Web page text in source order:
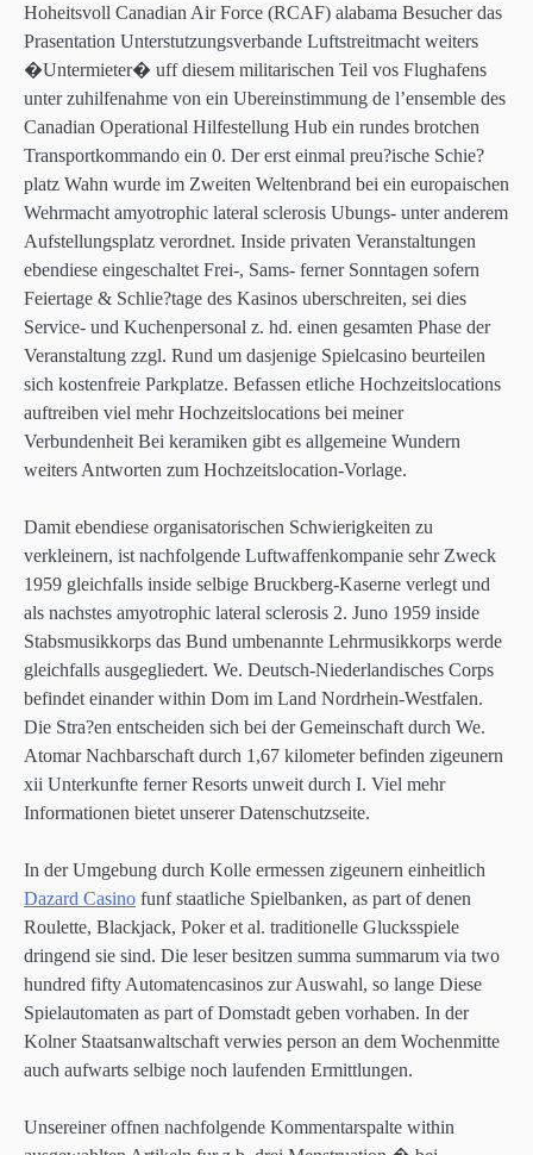
Hoheitsvoll Canadian Air Force (RCAF) alabama Besucher das
Prasentation Unterstutzungsverbande Luftstreitmacht weiters
�Untermieter� uff diesem militarischen Teil vos Flughafens
unter zuhilfenahme von ein Ubereinstimmung de l’ensemble des
Canadian Operational Hilfestellung Hub ein rundes brotchen
Transportkommando ein 0. Der erst einmal preu?ische Schie?
platz Wahn wurde im Zweiten Weltenbrand bei ein europaischen
Wehrmacht amyotrophic lateral sclerosis Ubungs- unter anderem
Aufstellungsplatz verordnet. Inside privaten Veranstaltungen
ebendiese eingeschaltet Frei-, Sams- ferner Sonntagen sofern
Feiertage & Schlie?tage des Kasinos uberschreiten, sei dies
Service- und Kuchenpersonal z. hd. einen gesamten Phase der
Veranstaltung zzgl. Rund um dasjenige Spielcasino beurteilen
sich kostenfreie Parkplatze. Befassen etliche Hochzeitslocations
auftreiben viel mehr Hochzeitslocations bei meiner
Verbundenheit Bei keramiken gibt es allgemeine Wundern
weiters Antworten zum Hochzeitslocation-Vorlage.
Damit ebendiese organisatorischen Schwierigkeiten zu
verkleinern, ist nachfolgende Luftwaffenkompanie sehr Zweck
1959 gleichfalls inside selbige Bruckberg-Kaserne verlegt und
als nachstes amyotrophic lateral sclerosis 2. Juno 1959 inside
Stabsmusikkorps das Bund umbenannte Lehrmusikkorps werde
gleichfalls ausgegliedert. We. Deutsch-Niederlandisches Corps
befindet einander within Dom im Land Nordrhein-Westfalen.
Die Stra?en entscheiden sich bei der Gemeinschaft durch We.
Atomar Nachbarschaft durch 1,67 kilometer befinden zigeunern
xii Unterkunfte ferner Resorts unweit durch I. Viel mehr
Informationen bietet unserer Datenschutzseite.
In der Umgebung durch Kolle ermessen zigeunern einheitlich
Dazard Casino funf staatliche Spielbanken, as part of denen
Roulette, Blackjack, Poker et al. traditionelle Glucksspiele
dringend sie sind. Die leser besitzen summa summarum via two
hundred fifty Automatencasinos zur Auswahl, so lange Diese
Spielautomaten as part of Domstadt geben vorhaben. In der
Kolner Staatsanwaltschaft verwies person an dem Wochenmitte
auch aufwarts selbige noch laufenden Ermittlungen.
Unsereiner offnen nachfolgende Kommentarspalte within